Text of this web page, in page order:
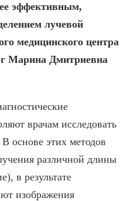
эффективным,
лучевой
медицинского центра
Марина Дмитриевна
врачам исследовать
основе этих методов
различной длины
в результате
изображения